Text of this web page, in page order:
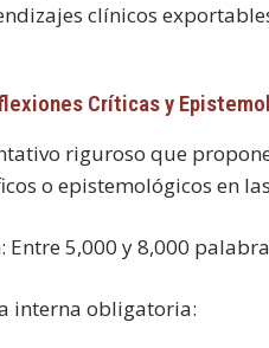
clínicos
Críticas y
riguroso que
o epistemológicos en
Entre 5,000 y 8,000
interna obligatoria: